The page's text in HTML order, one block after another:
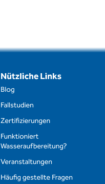
Nützliche Links
Blog
Fallstudien
Zertifizierungen
Funktioniert
Wasseraufbereitung?
Veranstaltungen
Häufig gestellte Fragen